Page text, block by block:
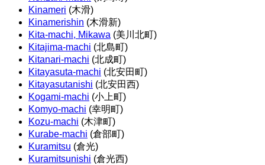
Kinameri (木滑)
Kinamerishin (木滑新)
Kita-machi, Mikawa (美川北町)
Kitajima-machi (北島町)
Kitanari-machi (北成町)
Kitayasuta-machi (北安田町)
Kitayasutanishi (北安田西)
Kogami-machi (小上町)
Komyo-machi (幸明町)
Kozu-machi (木津町)
Kurabe-machi (倉部町)
Kuramitsu (倉光)
Kuramitsunishi (倉光西)